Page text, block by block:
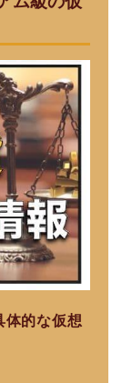
体的な仮想